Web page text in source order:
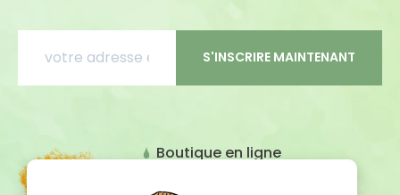
Boutique en ligne
S'INSCRIRE MAINTENANT